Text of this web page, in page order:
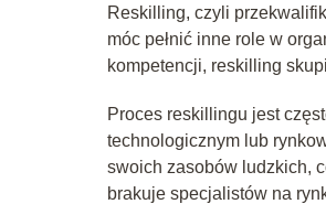
Reskilling, czyli
móc pełnić inne role w
kompetencji, reskilling
Proces reskillingu jest
technologicznym lub
swoich zasobów ludzkich,
brakuje specjalistów na